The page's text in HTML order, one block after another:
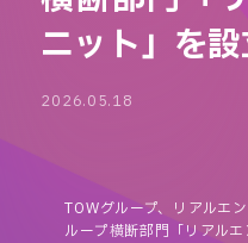
ニット」を
2026.05.18
TOWグループ、リアルエ
ループ横断部門「リアル